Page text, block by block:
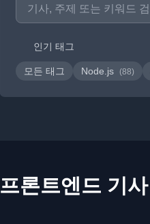
인기 태그
모든 태그 Node.js (88)
프론트엔드 기사